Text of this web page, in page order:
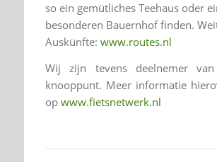
so ein gemütliches Teehaus oder
besonderen Bauernhof finden.
Auskünfte: www.routes.nl
Wij zijn tevens deelnemer
knooppunt. Meer informatie
op www.fietsnetwerk.nl